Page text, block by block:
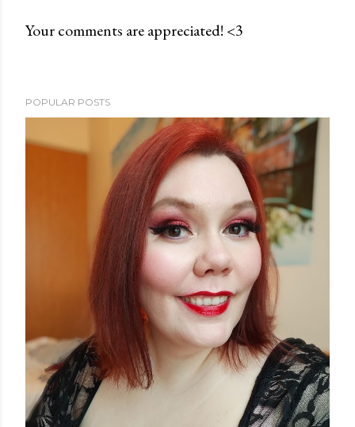
t
a
Your comments are appreciated! <3
POPULAR POSTS